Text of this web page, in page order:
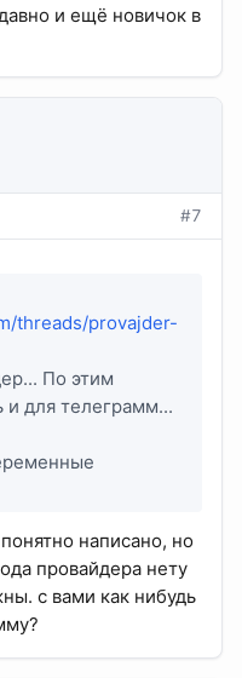
и ещё новичок в
#7
threads/provajder-
По этим
и для телеграмм...
написано, но
провайдера нету
с вами как нибудь